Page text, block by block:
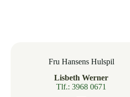
Fru Hansens Hulspil
Lisbeth Werner
Tlf.: 3968 0671